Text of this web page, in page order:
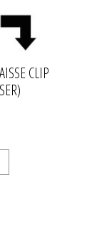
CLIP